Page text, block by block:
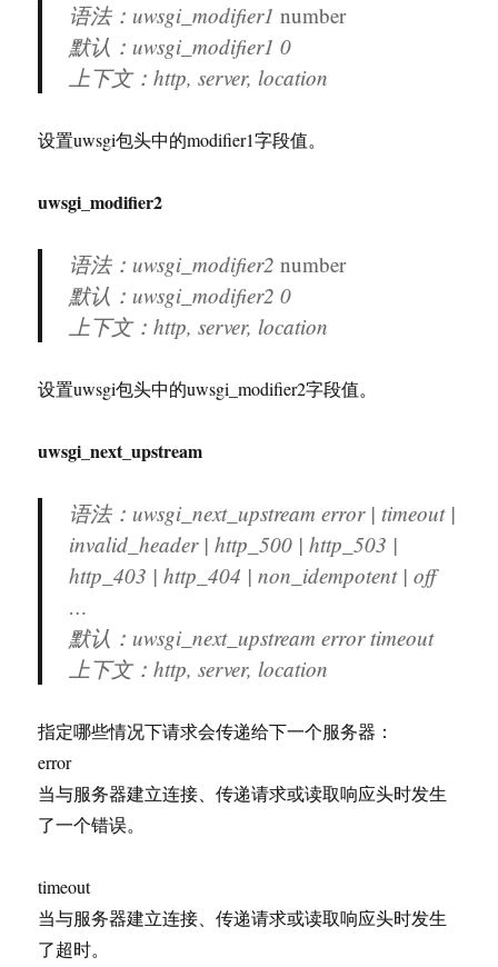
语法：uwsgi_modifier1number
默认：uwsgi_modifier1 0
上下文：http, server, location
设置uwsgi包头中的modifier1字段值。
uwsgi_modifier2
语法：uwsgi_modifier2number
默认：uwsgi_modifier2 0
上下文：http, server, location
设置uwsgi包头中的uwsgi_modifier2字段值。
uwsgi_next_upstream
语法：uwsgi_next_upstream error | timeout |
invalid_header | http_500 | http_503 |
http_403 | http_404 | non_idempotent | off
…
默认：uwsgi_next_upstream error timeout
上下文：http, server, location
指定哪些情况下请求会传递给下一个服务器：
error
当与服务器建立连接、传递请求或读取响应头时发生
了一个错误。
timeout
当与服务器建立连接、传递请求或读取响应头时发生
了超时。